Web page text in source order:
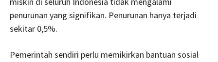
penurunan yang signifikan. Penurunan hanya terjadi
sekitar 0,5%.
Pemerintah sendiri perlu memikirkan bantuan sosial